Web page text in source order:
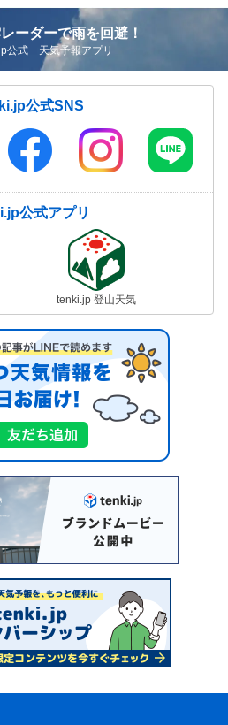
ーダーで雨を回避！
公式 天気予報アプリ
公式SNS
公式アプリ
tenki.jp 登山天気